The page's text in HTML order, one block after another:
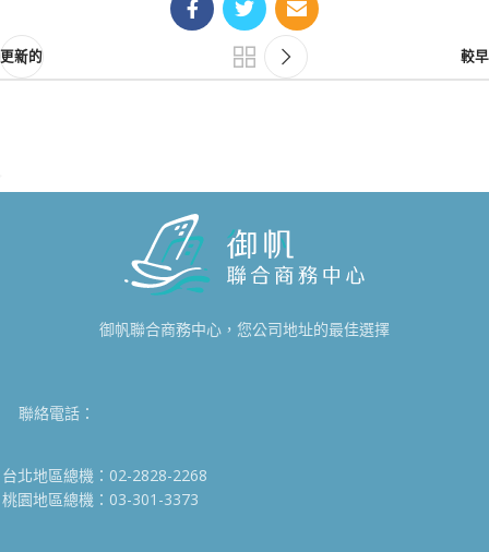
更新的 較早
御帆聯合商務中心，您公司地址的最佳選擇
聯絡電話：
台北地區總機：02-2828-2268
桃園地區總機：03-301-3373